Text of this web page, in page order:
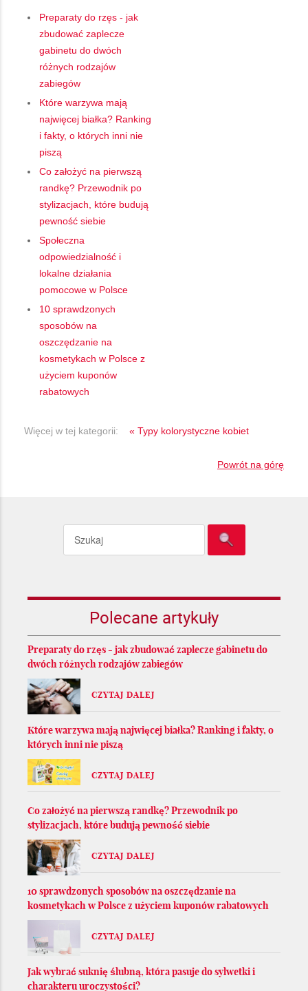
Preparaty do rzęs - jak
zbudować zaplecze
gabinetu do dwóch
różnych rodzajów
zabiegów
Które warzywa mają
najwięcej białka? Ranking
i fakty, o których inni nie
piszą
Co założyć na pierwszą
randkę? Przewodnik po
stylizacjach, które budują
pewność siebie
Społeczna
odpowiedzialność i
lokalne działania
pomocowe w Polsce
10 sprawdzonych
sposobów na
oszczędzanie na
kosmetykach w Polsce z
użyciem kuponów
rabatowych
Więcej w tej kategorii: « Typy kolorystyczne kobiet
Powrót na górę
Polecane artykuły
Preparaty do rzęs - jak zbudować zaplecze gabinetu do
dwóch różnych rodzajów zabiegów
CZYTAJ DALEJ
Które warzywa mają najwięcej białka? Ranking i fakty, o
których inni nie piszą
CZYTAJ DALEJ
Co założyć na pierwszą randkę? Przewodnik po
stylizacjach, które budują pewność siebie
CZYTAJ DALEJ
10 sprawdzonych sposobów na oszczędzanie na
kosmetykach w Polsce z użyciem kuponów rabatowych
CZYTAJ DALEJ
Jak wybrać suknię ślubną, która pasuje do sylwetki i
charakteru uroczystości?